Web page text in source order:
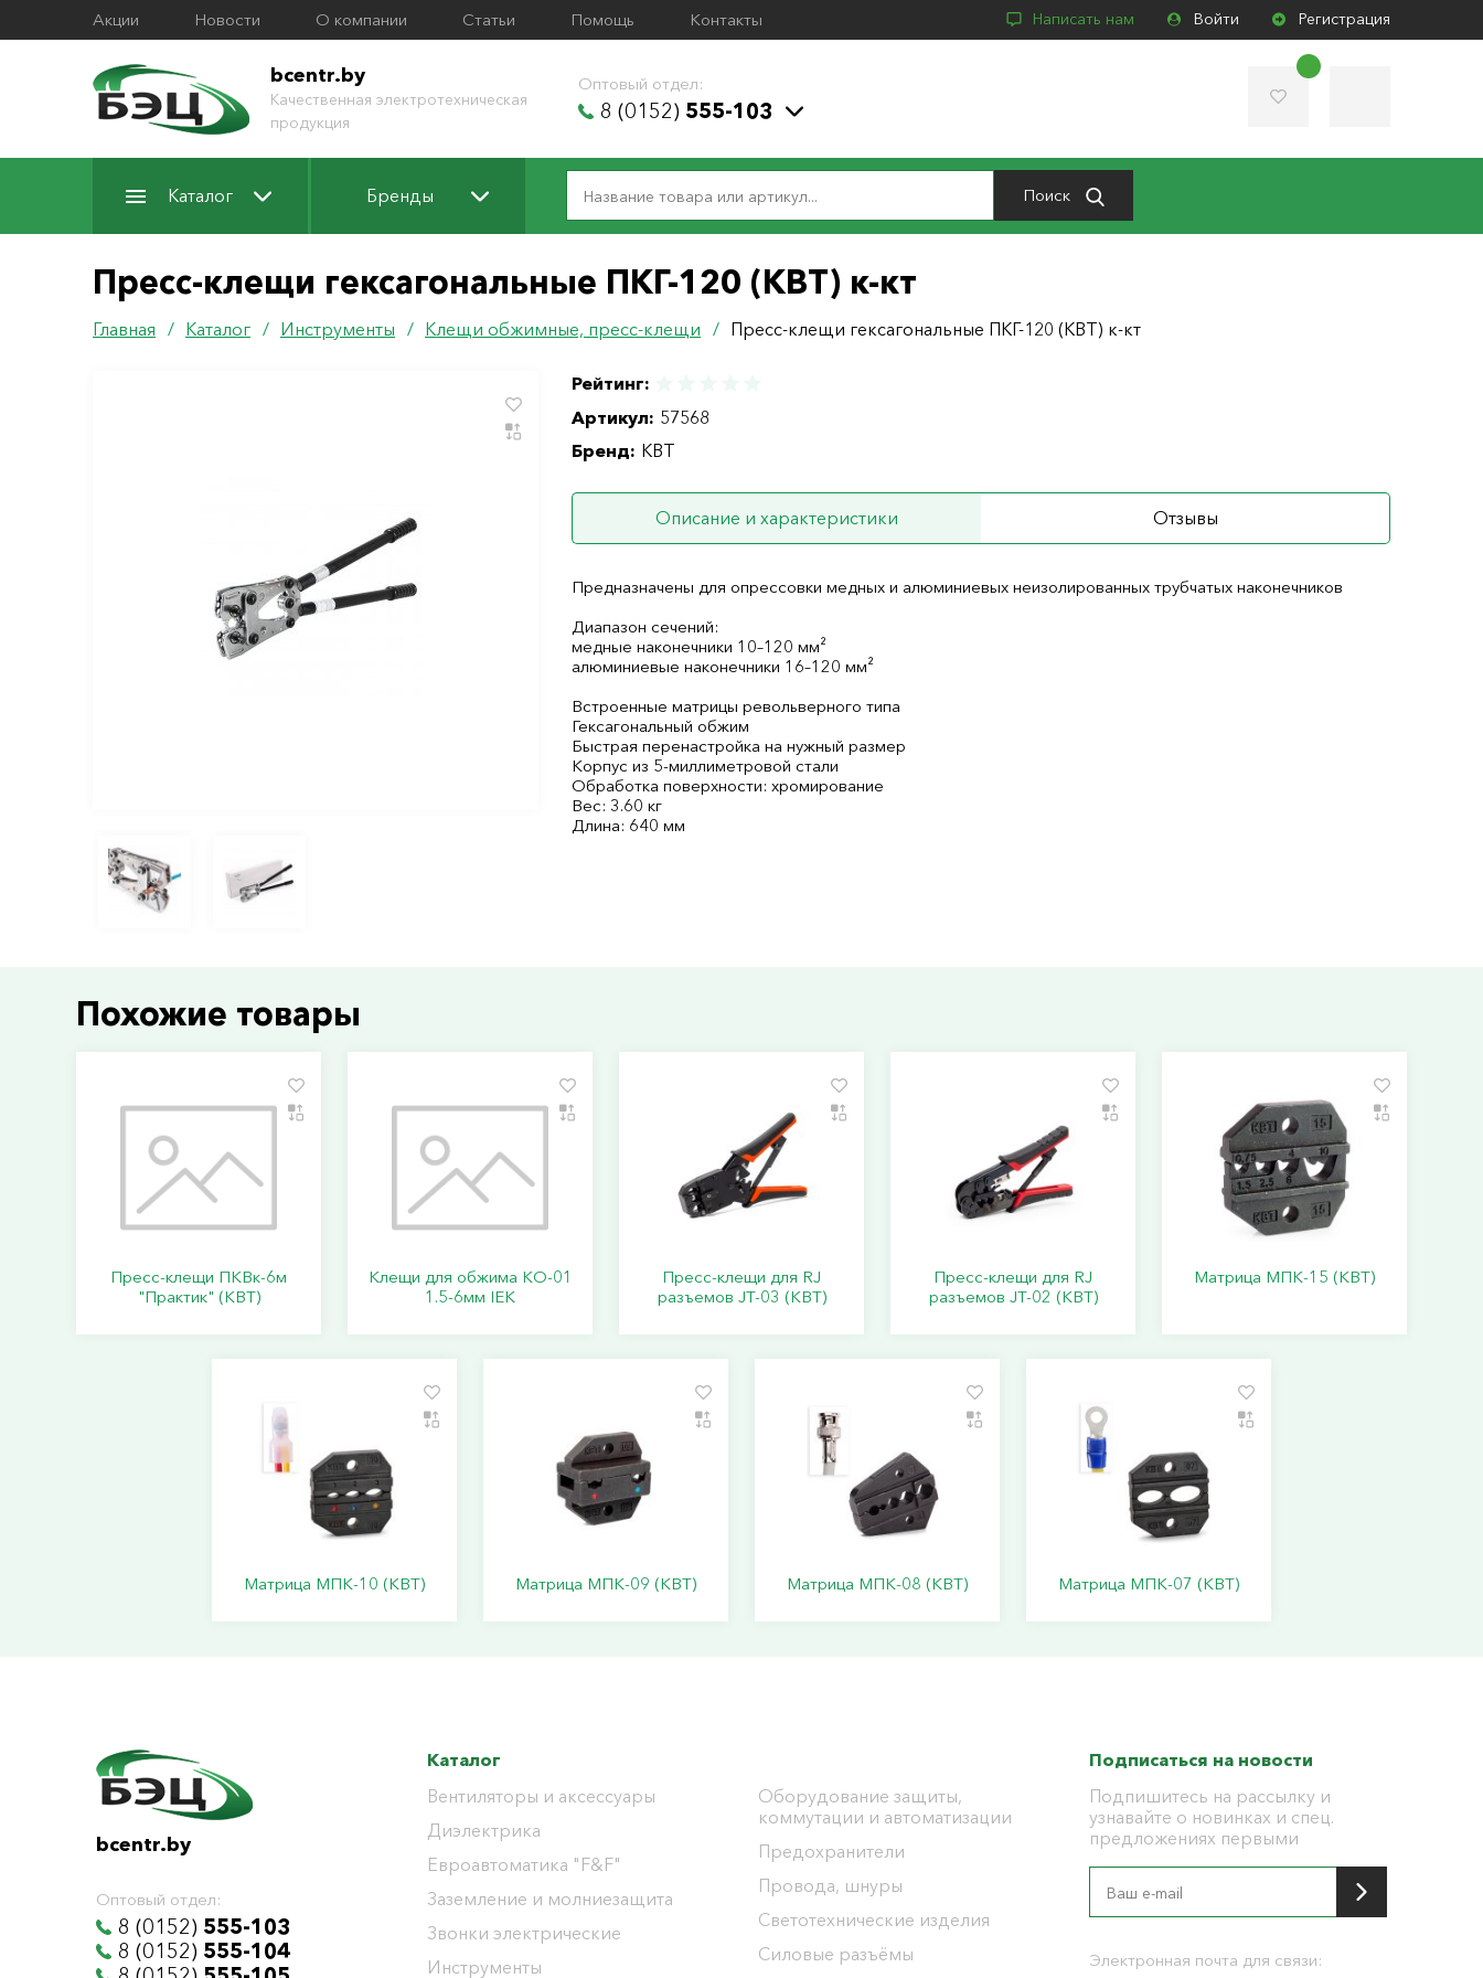
Акции Новости О компании Статьи Помощь Контакты Написать нам Войти Регистрация
bcentr.by
Качественная электротехническая
продукция
Оптовый отдел:
8 (0152) 555-103
Каталог Бренды Поиск
Пресс-клещи гексагональные ПКГ-120 (КВТ) к-кт
Главная / Каталог / Инструменты / Клещи обжимные, пресс-клещи / Пресс-клещи гексагональные ПКГ-120 (КВТ) к-кт
Рейтинг:
Артикул: 57568
Бренд: КВТ
Описание и характеристики Отзывы
Предназначены для опрессовки медных и алюминиевых неизолированных трубчатых наконечников
Диапазон сечений:
медные наконечники 10–120 мм²
алюминиевые наконечники 16–120 мм²
Встроенные матрицы револьверного типа
Гексагональный обжим
Быстрая перенастройка на нужный размер
Корпус из 5-миллиметровой стали
Обработка поверхности: хромирование
Вес: 3.60 кг
Длина: 640 мм
Похожие товары
Пресс-клещи ПКВк-6м
"Практик" (КВТ)
Клещи для обжима КО-01
1.5-6мм IEK
Пресс-клещи для RJ
разъемов JT-03 (КВТ)
Пресс-клещи для RJ
разъемов JT-02 (КВТ)
Матрица МПК-15 (КВТ)
Матрица МПК-10 (КВТ) Матрица МПК-09 (КВТ) Матрица МПК-08 (КВТ) Матрица МПК-07 (КВТ)
bcentr.by
Оптовый отдел:
8 (0152) 555-103
8 (0152) 555-104
Каталог
Вентиляторы и аксессуары
Диэлектрика
Евроавтоматика "F&F"
Заземление и молниезащита
Звонки электрические
Инструменты
Оборудование защиты,
коммутации и автоматизации
Предохранители
Провода, шнуры
Светотехнические изделия
Силовые разъёмы
Подписаться на новости
Подпишитесь на рассылку и
узнавайте о новинках и спец.
предложениях первыми
Электронная почта для связи: